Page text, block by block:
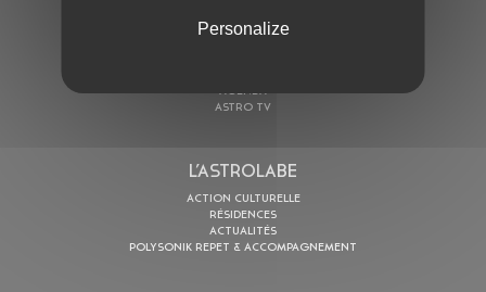
AGENDA
ASTRO TV
L’ASTROLABE
ACTION CULTURELLE
RÉSIDENCES
ACTUALITÉS
POLYSONIK REPET & ACCOMPAGNEMENT
Personalize